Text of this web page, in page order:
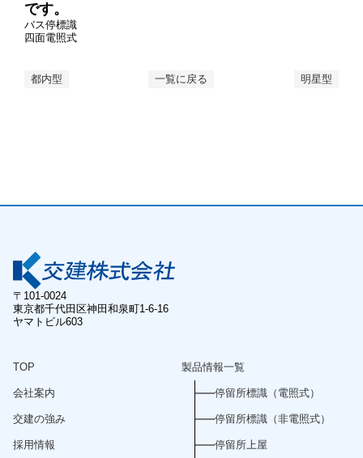
です。
バス停標識
四面電照式
都内型 一覧に戻る 明星型
〒101-0024
東京都千代田区神田和泉町1-6-16
ヤマトビル603
TOP
会社案内
交建の強み
採用情報
製品情報一覧
停留所標識（電照式）
停留所標識（非電照式）
停留所上屋